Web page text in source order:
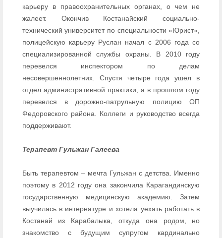
карьеру в правоохранительных органах, о чем не
жалеет. Окончив Костанайский социально-
технический университет по специальности «Юрист»,
полицейскую карьеру Руслан начал с 2006 года со
специализированной службы охраны. В 2010 году
перевелся инспектором по делам
несовершеннолетних. Спустя четыре года ушел в
отдел административной практики, а в прошлом году
перевелся в дорожно-патрульную полицию ОП
Федоровского района. Коллеги и руководство всегда
поддерживают.
Терапевт Гульжан Галеева
Быть терапевтом – мечта Гульжан с детства. Именно
поэтому в 2012 году она закончила Карагандинскую
государственную медицинскую академию. Затем
выучилась в интернатуре и хотела уехать работать в
Костанай из Карабалыка, откуда она родом, но
знакомство с будущим супругом кардинально